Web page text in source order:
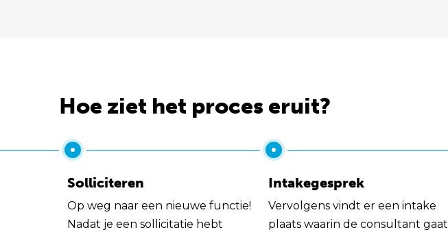
Hoe ziet het proces eruit?
Solliciteren
Op weg naar een nieuwe functie!
Nadat je een sollicitatie hebt
Intakegesprek
Vervolgens vindt er een intake
plaats waarin de consultant gaat